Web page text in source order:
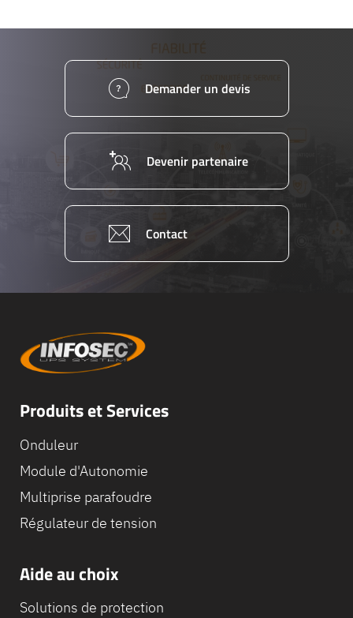
Demander un devis
Devenir partenaire
Contact
Produits et Services
Onduleur
Module d'Autonomie
Multiprise parafoudre
Régulateur de tension
Aide au choix
Solutions de protection